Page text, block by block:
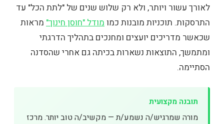
לאורך עשור ויותר, ולא רק שלוש שנים של "לתת הכל" עד
התרסקות. תוכניות מובנות כמו מודל "חוסן חינוך" מראות
שכאשר מדריכים יועצים ומחנכים בתהליך הדרגתי
ומתמשך, התוצאות נשארות בכיתה גם אחרי שהסדנה
הסתיימה.
תובנה מקצועית
מורה שמרגיש/ה נשמע/ת — מקשיב/ה טוב יותר. מרכז